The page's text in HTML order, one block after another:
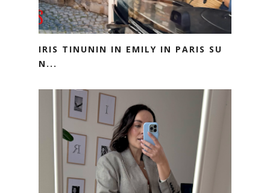
IRIS TINUNIN IN EMILY IN PARIS SU
N...